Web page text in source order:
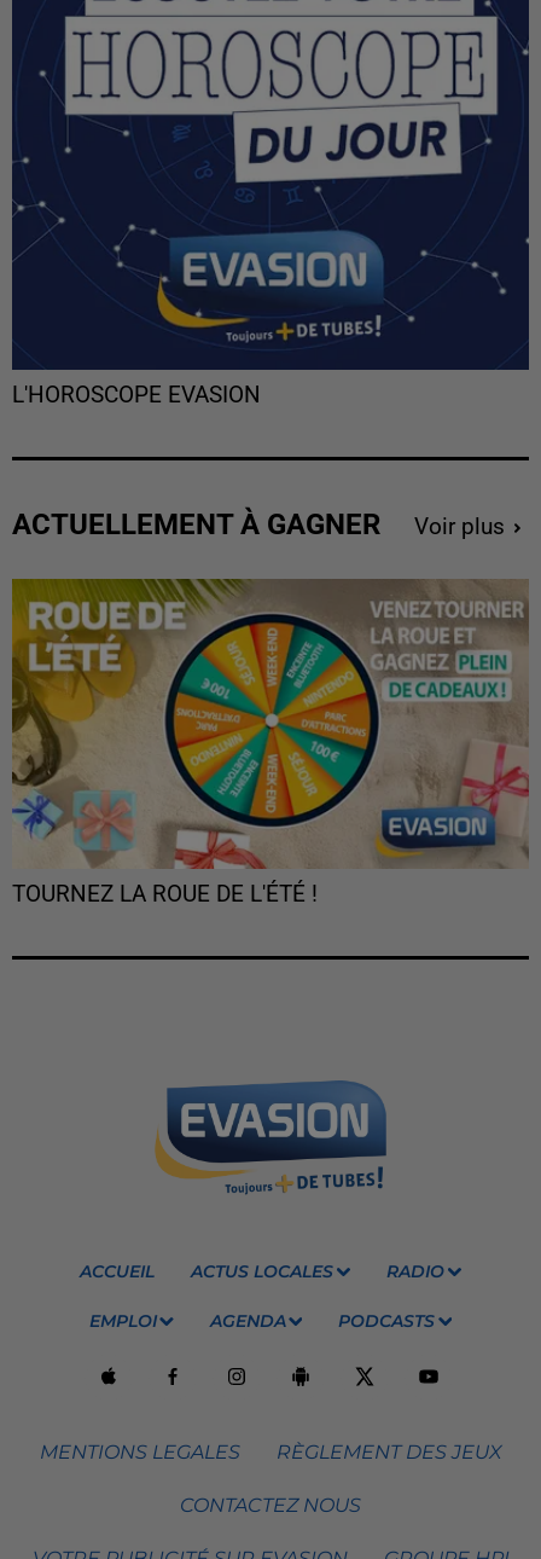
L'HOROSCOPE EVASION
ACTUELLEMENT À GAGNER Voir plus
TOURNEZ LA ROUE DE L'ÉTÉ !
ACCUEIL ACTUS LOCALES RADIO
EMPLOI AGENDA PODCASTS
MENTIONS LEGALES RÈGLEMENT DES JEUX
CONTACTEZ NOUS